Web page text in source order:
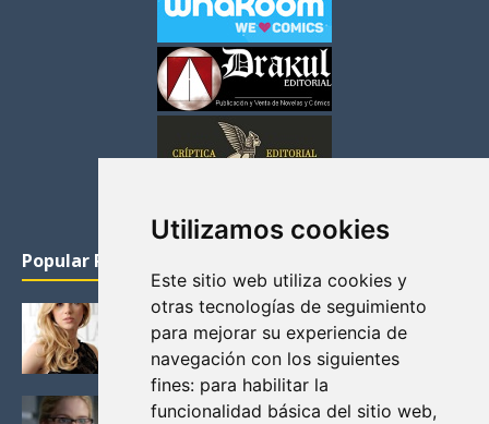
Utilizamos cookies
Este sitio web utiliza cookies y
otras tecnologías de seguimiento
para mejorar su experiencia de
navegación con los siguientes
fines: para habilitar la
funcionalidad básica del sitio web,
Popular Posts
KATHERYN WINNICK: LA ACTRIZ MAS GUAPA DE
VIKINGOS
Junio 14, 2013
FELICITY (EMILY BETT RICKARDS), LAS FOTOS